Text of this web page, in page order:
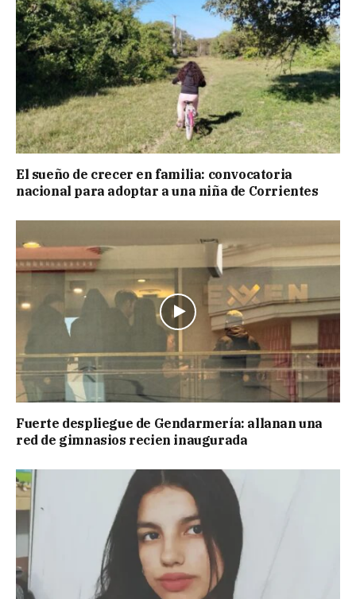
El sueño de crecer en familia: convocatoria
nacional para adoptar a una niña de Corrientes
Fuerte despliegue de Gendarmería: allanan una
red de gimnasios recien inaugurada